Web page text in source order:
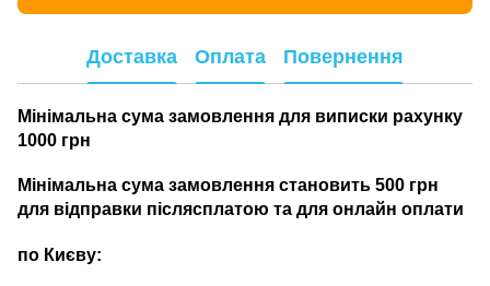
Доставка Оплата Повернення
Мінімальна сума замовлення для виписки рахунку
1000 грн
Мінімальна сума замовлення становить 500 грн
для відправки післясплатою та для онлайн оплати
по Києву: